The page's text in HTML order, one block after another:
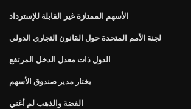
الأسهم الممتازة غير القابلة للإسترداد
لجنة الأمم المتحدة حول القانون التجاري الدولي
الدول ذات معدل الدخل المرتفع
يختار مدير صندوق الأسهم
الفضة والذهب لم أغني